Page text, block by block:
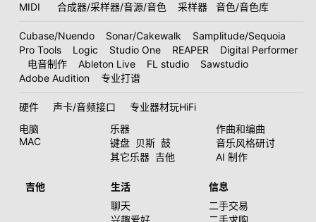
MIDI 合成器/采样器/音源/音色 采样器 音色/音色库
Cubase/Nuendo Sonar/Cakewalk
Samplitude/Sequoia
Pro Tools
Logic Studio One REAPER
Digital Performer
电音制作
Ableton Live FL studio
Sawstudio
Adobe Audition
专业打谱
硬件 声卡/音频接口
专业器材玩HiFi
电脑
MAC
乐器
键盘 贝斯 鼓
其它乐器 吉他
作曲和编曲
音乐风格研讨
AI 制作
吉他
生活
聊天
信息
二手交易